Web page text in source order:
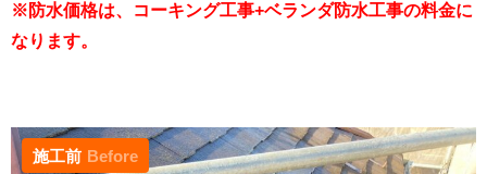
※防水価格は、コーキング工事+ベランダ防水工事の料金に
なります。
施工前 Before